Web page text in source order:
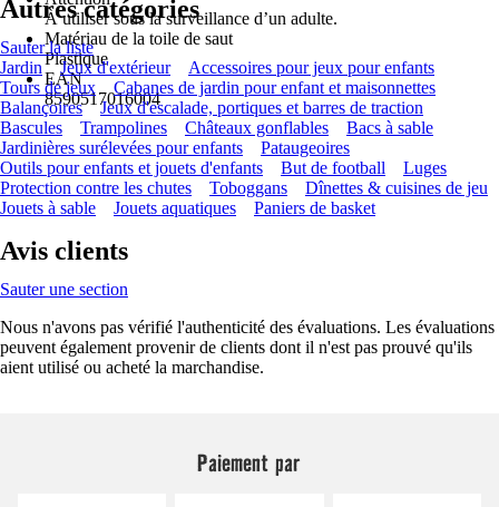
À utiliser sous la surveillance d’un adulte.
Matériau de la toile de saut
Plastique
EAN
8590517016004
Autres catégories
Sauter la liste
Jardin
Jeux d'extérieur
Accessoires pour jeux pour enfants
Tours de jeux
Cabanes de jardin pour enfant et maisonnettes
Balançoires
Jeux d'escalade, portiques et barres de traction
Bascules
Trampolines Châteaux gonflables
Bacs à sable
Jardinières surélevées pour enfants
Pataugeoires
Outils pour enfants et jouets d'enfants
But de football
Luges
Protection contre les chutes
Toboggans
Dînettes & cuisines de jeu
Jouets à sable
Jouets aquatiques Paniers de basket
Avis clients
Sauter une section
Nous n'avons pas vérifié l'authenticité des évaluations. Les évaluations
peuvent également provenir de clients dont il n'est pas prouvé qu'ils
aient utilisé ou acheté la marchandise.
Paiement par